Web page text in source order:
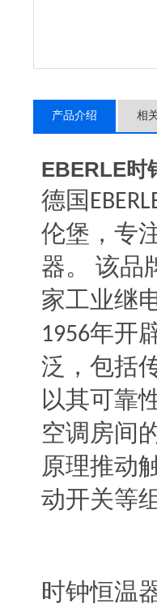
产品介绍 相
EBERLE时
德国
伦堡， 专
器。
该品
家工业继
1956年开
泛， 包括
以其可靠
空调房间
原理推动
动开关等
时钟恒温